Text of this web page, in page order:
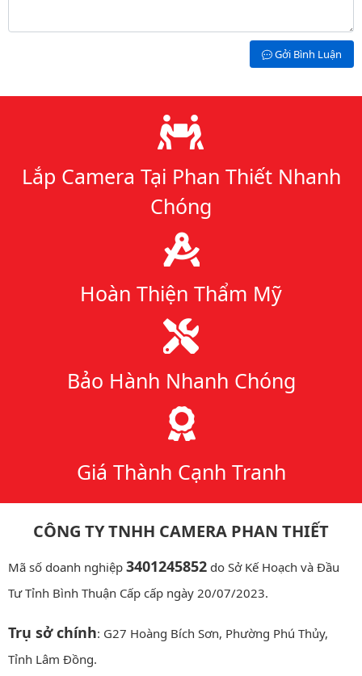
Gởi Bình Luận
Lý do chọn chúng tôi
Lắp Camera Tại Phan Thiết Nhanh
Chóng
Hoàn Thiện Thẩm Mỹ
Bảo Hành Nhanh Chóng
Giá Thành Cạnh Tranh
CÔNG TY TNHH CAMERA PHAN THIẾT
Mã số doanh nghiệp 3401245852 do Sở Kế Hoạch và Đầu
Tư Tỉnh Bình Thuận Cấp cấp ngày 20/07/2023.
Trụ sở chính: G27 Hoàng Bích Sơn, Phường Phú Thủy,
Tỉnh Lâm Đồng.